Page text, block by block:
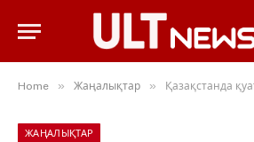
Home » Жаңалықтар » Қазақстанда қуаты жылына 1 млн тонна
ЖАҢАЛЫҚТАР